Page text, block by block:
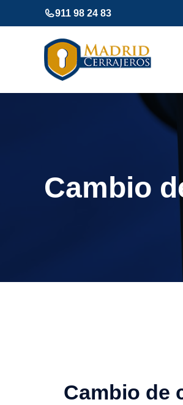
al
911 98 24 83
Cambio
Cambio de